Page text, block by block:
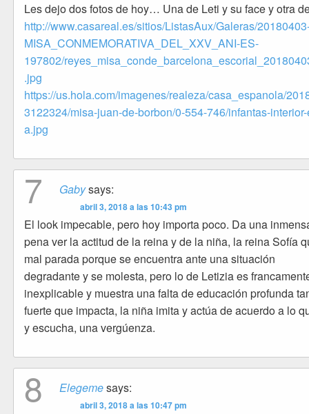
Les dejo dos fotos de hoy… Una de Leti y su face y otra
http://www.casareal.es/sitios/ListasAux/Galeras/
MISA_CONMEMORATIVA_DEL_XXV_ANI-ES-
197802/
.jpg
https://us.hola.com/imagenes/realeza/casa_espanola/
3122324/misa-juan-de-borbon/0-554-746/infantas-
a.jpg
7 Gabysays:
abril 3, 2018 a las 10:43 pm
El look impecable, pero hoy importa poco. Da una
pena ver la actitud de la reina y de la niña, la reina Sofía
mal parada porque se encuentra ante una situación
degradante y se molesta, pero lo de Letizia es
inexplicable y muestra una falta de educación profunda
fuerte que impacta, la niña imita y actúa de acuerdo a lo
y escucha, una vergúenza.
8 Elegemesays:
abril 3, 2018 a las 10:47 pm